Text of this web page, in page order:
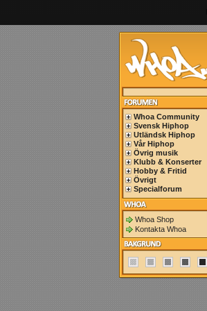
Whoa Community
Svensk Hiphop
Utländsk Hiphop
Vår Hiphop
Övrig musik
Klubb & Konserter
Hobby & Fritid
Övrigt
Specialforum
Whoa Shop
Kontakta Whoa